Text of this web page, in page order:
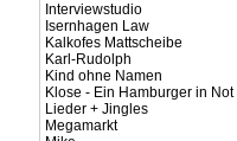
Interviewstudio
Isernhagen Law
Kalkofes Mattscheibe
Karl-Rudolph
Kind ohne Namen
Klose - Ein Hamburger in Not
Lieder + Jingles
Megamarkt